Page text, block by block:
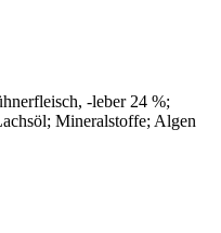
-leber 24 %;
Mineralstoffe; Algen